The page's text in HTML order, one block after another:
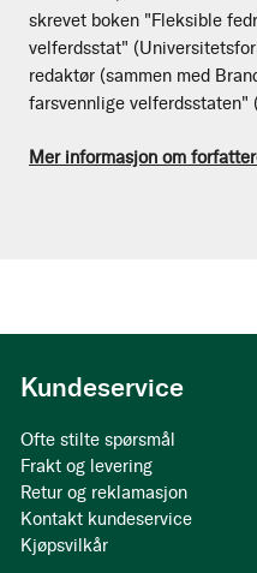
skrevet boken "Fleksible
velferdsstat"
redaktør (sammen med
farsvennlige velferdsstaten"
Mer informasjon om
Kundeservice
Ofte stilte spørsmål
Frakt og levering
Retur og reklamasjon
Kontakt kundeservice
Kjøpsvilkår